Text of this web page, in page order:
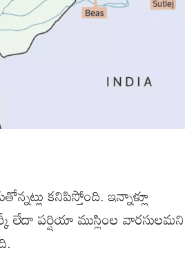
కనిపిస్తోంది. ఇన్నాళ్లూ
లేదా పర్షియా ముస్లింల వారసులమని